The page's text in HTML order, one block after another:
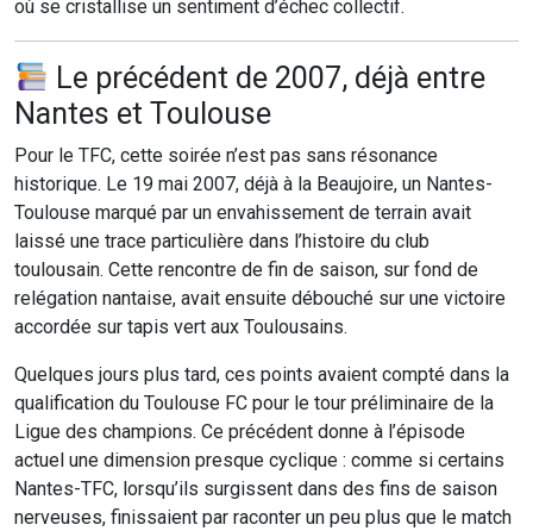
où se cristallise un sentiment d’échec collectif.
Le précédent de 2007, déjà entre
Nantes et Toulouse
Pour le TFC, cette soirée n’est pas sans résonance
historique. Le 19 mai 2007, déjà à la Beaujoire, un Nantes-
Toulouse marqué par un envahissement de terrain avait
laissé une trace particulière dans l’histoire du club
toulousain. Cette rencontre de fin de saison, sur fond de
relégation nantaise, avait ensuite débouché sur une victoire
accordée sur tapis vert aux Toulousains.
Quelques jours plus tard, ces points avaient compté dans la
qualification du Toulouse FC pour le tour préliminaire de la
Ligue des champions. Ce précédent donne à l’épisode
actuel une dimension presque cyclique : comme si certains
Nantes-TFC, lorsqu’ils surgissent dans des fins de saison
nerveuses, finissaient par raconter un peu plus que le match